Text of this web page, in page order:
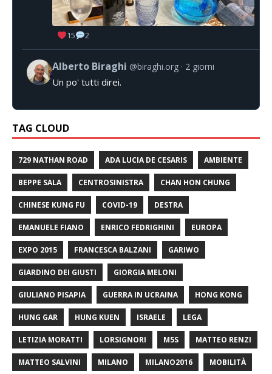
15 2
Alberto Biraghi @biraghi.org 2 giorni
Un po' tutti direi.
TAG CLOUD
729 NATHAN ROAD ADA LUCIA DE CESARIS AMBIENTE
BEPPE SALA CENTROSINISTRA CHAN HON CHUNG
CHINESE KUNG FU COVID-19 DESTRA
EMANUELE FIANO ENRICO FEDRIGHINI EUROPA
EXPO 2015 FRANCESCA BALZANI GARIWO
GIARDINO DEI GIUSTI GIORGIA MELONI
GIULIANO PISAPIA GUERRA IN UCRAINA HONG KONG
HUNG GAR HUNG KUEN ISRAELE LEGA
LETIZIA MORATTI LORSIGNORI M5S MATTEO RENZI
MATTEO SALVINI MILANO MILANO2016 MOBILITÀ